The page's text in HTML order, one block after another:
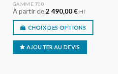
GAMME 700
À partir de2 490,00€ HT
CHOIX DES OPTIONS
AJOUTER AU DEVIS